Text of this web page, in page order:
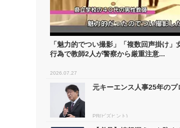
「魅力的でつい撮影」「複数回声掛け」
行為で教師2人が警察から厳重注意...
2026.07.27
元キーエンス人事25年の
PR(ビズヒント)